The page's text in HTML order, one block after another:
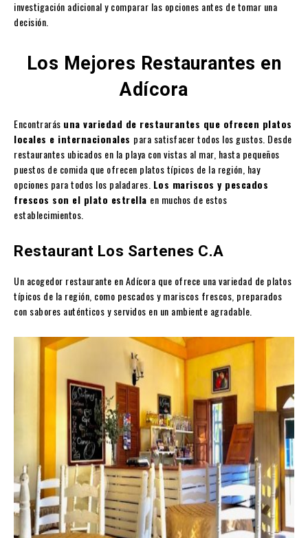
investigación adicional y comparar las opciones antes de tomar una
decisión.
Los Mejores Restaurantes en
Adícora
Encontrarás una variedad de restaurantes que ofrecen platos
locales e internacionales para satisfacer todos los gustos. Desde
restaurantes ubicados en la playa con vistas al mar, hasta pequeños
puestos de comida que ofrecen platos típicos de la región, hay
opciones para todos los paladares. Los mariscos y pescados
frescos son el plato estrella en muchos de estos
establecimientos.
Restaurant Los Sartenes C.A
Un acogedor restaurante en Adícora que ofrece una variedad de platos
típicos de la región, como pescados y mariscos frescos, preparados
con sabores auténticos y servidos en un ambiente agradable.